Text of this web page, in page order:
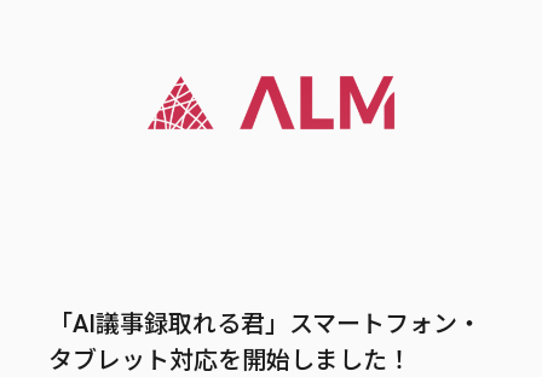
「AI議事録取れる君」スマートフォン・
タブレット対応を開始しました！